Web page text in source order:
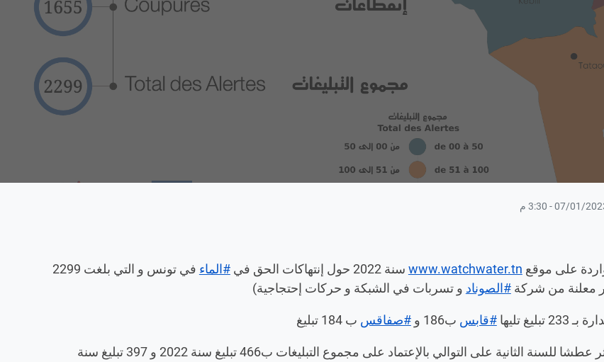
على موقع www.watchwater.tn سنة 2022 حول إنتهاكات الحق في #الماء
في تونس و التي بلغت 2299
معلنة من شركة#الصوناد و تسربات في الشبكة و حركات إحتجاجية)
تبليغ تليها #قابس ب186 و #صفاقس ب 184 تبليغ
الكبرى الأكثر عطشا للسنة الثانية على التوالي بالإعتماد على مجموع التبليغات ب466 تبليغ سنة 2022 و 397 تبليغ سنة